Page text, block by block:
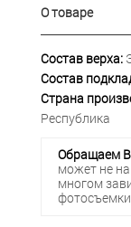
О товаре
Состав верха:
Состав
Страна
Республика
Обращаем
может не
многом